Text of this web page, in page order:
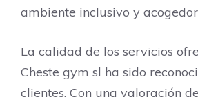
ambiente inclusivo y
La calidad de los servicios
Cheste gym sl ha sido
clientes. Con una valoración